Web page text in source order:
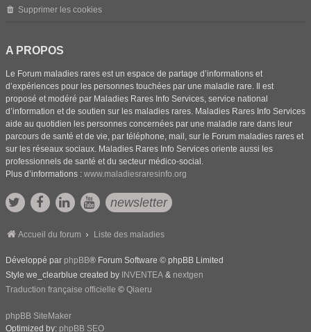
Supprimer les cookies
A PROPOS
Le Forum maladies rares est un espace de partage d’informations et
d’expériences pour les personnes touchées par une maladie rare. Il est
proposé et modéré par Maladies Rares Info Services, service national
d’information et de soutien sur les maladies rares. Maladies Rares Info Services
aide au quotidien les personnes concernées par une maladie rare dans leur
parcours de santé et de vie, par téléphone, mail, sur le Forum maladies rares et
sur les réseaux sociaux. Maladies Rares Info Services oriente aussi les
professionnels de santé et du secteur médico-social.
Plus d’informations : www.maladiesraresinfo.org
newsletter
Accueil du forum Liste des maladies
Développé par phpBB® Forum Software © phpBB Limited
Style we_clearblue created by INVENTEA & nextgen
Traduction française officielle © Qiaeru
phpBB SiteMaker
Optimized by: phpBB SEO